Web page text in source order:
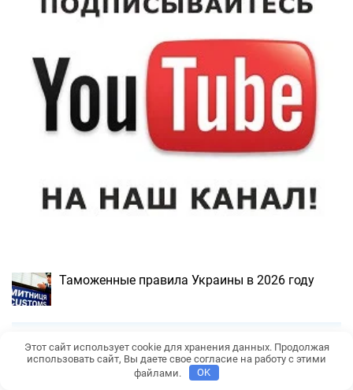
Таможенные правила Украины в 2026 году
Ввоз товаров из Польши в Беларусь в 2026
году
Этот сайт использует cookie для хранения данных. Продолжая
использовать сайт, Вы даете свое согласие на работу с этими
файлами.
OK